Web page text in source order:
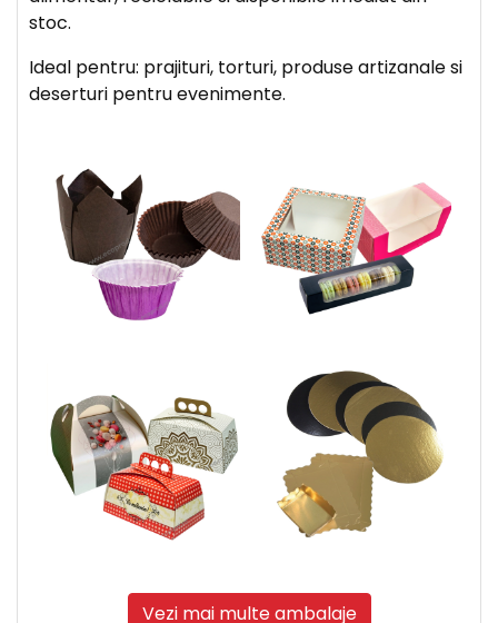
stoc.
Ideal pentru: prajituri, torturi, produse artizanale si
deserturi pentru evenimente.
Vezi mai multe ambalaje